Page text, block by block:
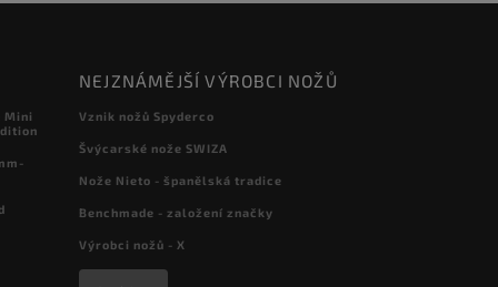
Mini
NEJZNÁMĚJŠÍ VÝROBCI NOŽŮ
Vznik nožů Spyderco
Švýcarské nože SWIZA
Nože Nieto - španělská tradice
Benchmade - založení značky
Výrobci nožů - X